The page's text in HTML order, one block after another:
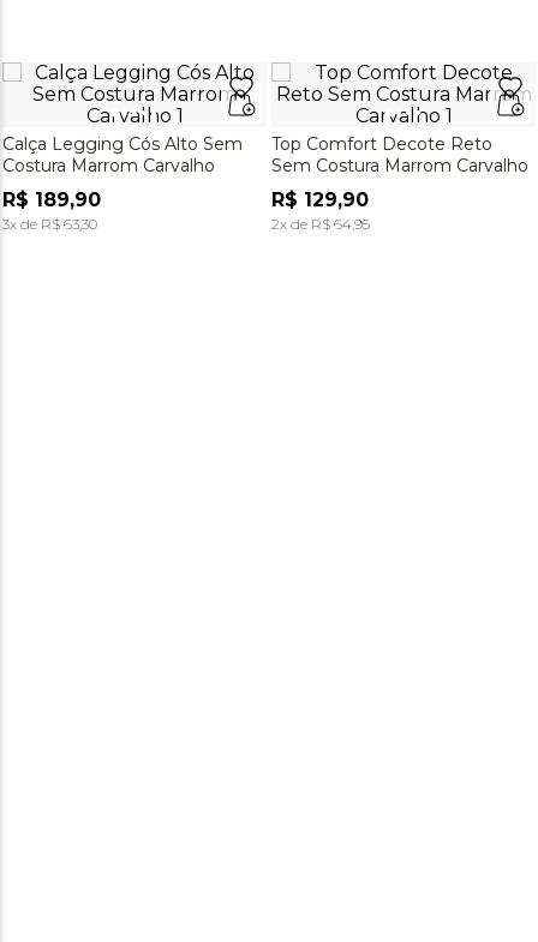
Calça Legging Cós Alto Sem
Costura Marrom Carvalho
R$ 189,90
3x de R$ 63,30
Top Comfort Decote Reto
Sem Costura Marrom Carvalho
R$ 129,90
2x de R$ 64,95